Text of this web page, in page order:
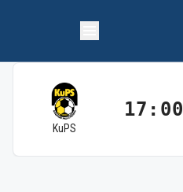
KuPS
17:00